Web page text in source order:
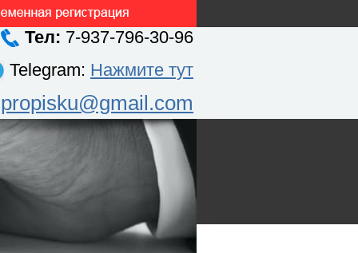
Тел: 7-937-796-30-96
Telegram: Нажмите тут